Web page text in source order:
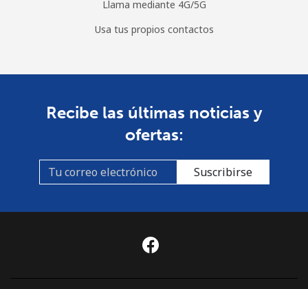
Llama mediante 4G/5G
Usa tus propios contactos
Recibe las últimas noticias y
ofertas:
Suscribirse